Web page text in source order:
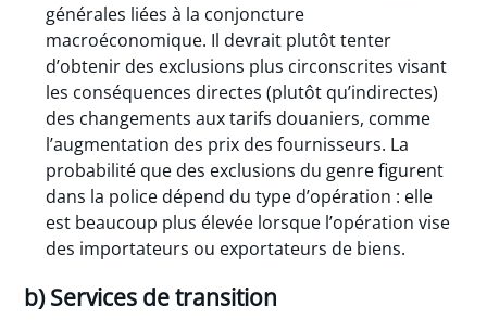
générales liées à la conjoncture
macroéconomique. Il devrait plutôt tenter
d’obtenir des exclusions plus circonscrites visant
les conséquences directes (plutôt qu’indirectes)
des changements aux tarifs douaniers, comme
l’augmentation des prix des fournisseurs. La
probabilité que des exclusions du genre figurent
dans la police dépend du type d’opération : elle
est beaucoup plus élevée lorsque l’opération vise
des importateurs ou exportateurs de biens.
b) Services de transition